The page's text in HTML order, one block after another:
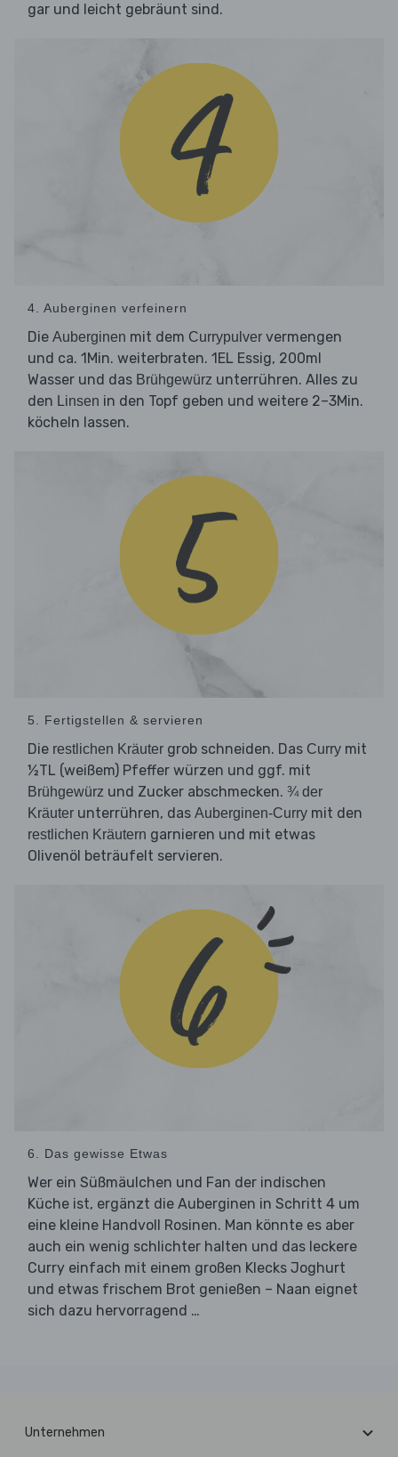
gar und leicht gebräunt sind.
4. Auberginen verfeinern
Die Auberginen mit dem Currypulver vermengen
und ca. 1Min. weiterbraten. 1EL Essig, 200ml
Wasser und das Brühgewürz unterrühren. Alles zu
den Linsen in den Topf geben und weitere 2–3Min.
köcheln lassen.
5. Fertigstellen & servieren
Die restlichen Kräuter grob schneiden. Das Curry mit
½TL (weißem) Pfeffer würzen und ggf. mit
Brühgewürz und Zucker abschmecken. ¾ der
Kräuter unterrühren, das Auberginen-Curry mit den
restlichen Kräutern garnieren und mit etwas
Olivenöl beträufelt servieren.
6. Das gewisse Etwas
Wer ein Süßmäulchen und Fan der indischen
Küche ist, ergänzt die Auberginen in Schritt 4 um
eine kleine Handvoll Rosinen. Man könnte es aber
auch ein wenig schlichter halten und das leckere
Curry einfach mit einem großen Klecks Joghurt
und etwas frischem Brot genießen – Naan eignet
sich dazu hervorragend …
Unternehmen